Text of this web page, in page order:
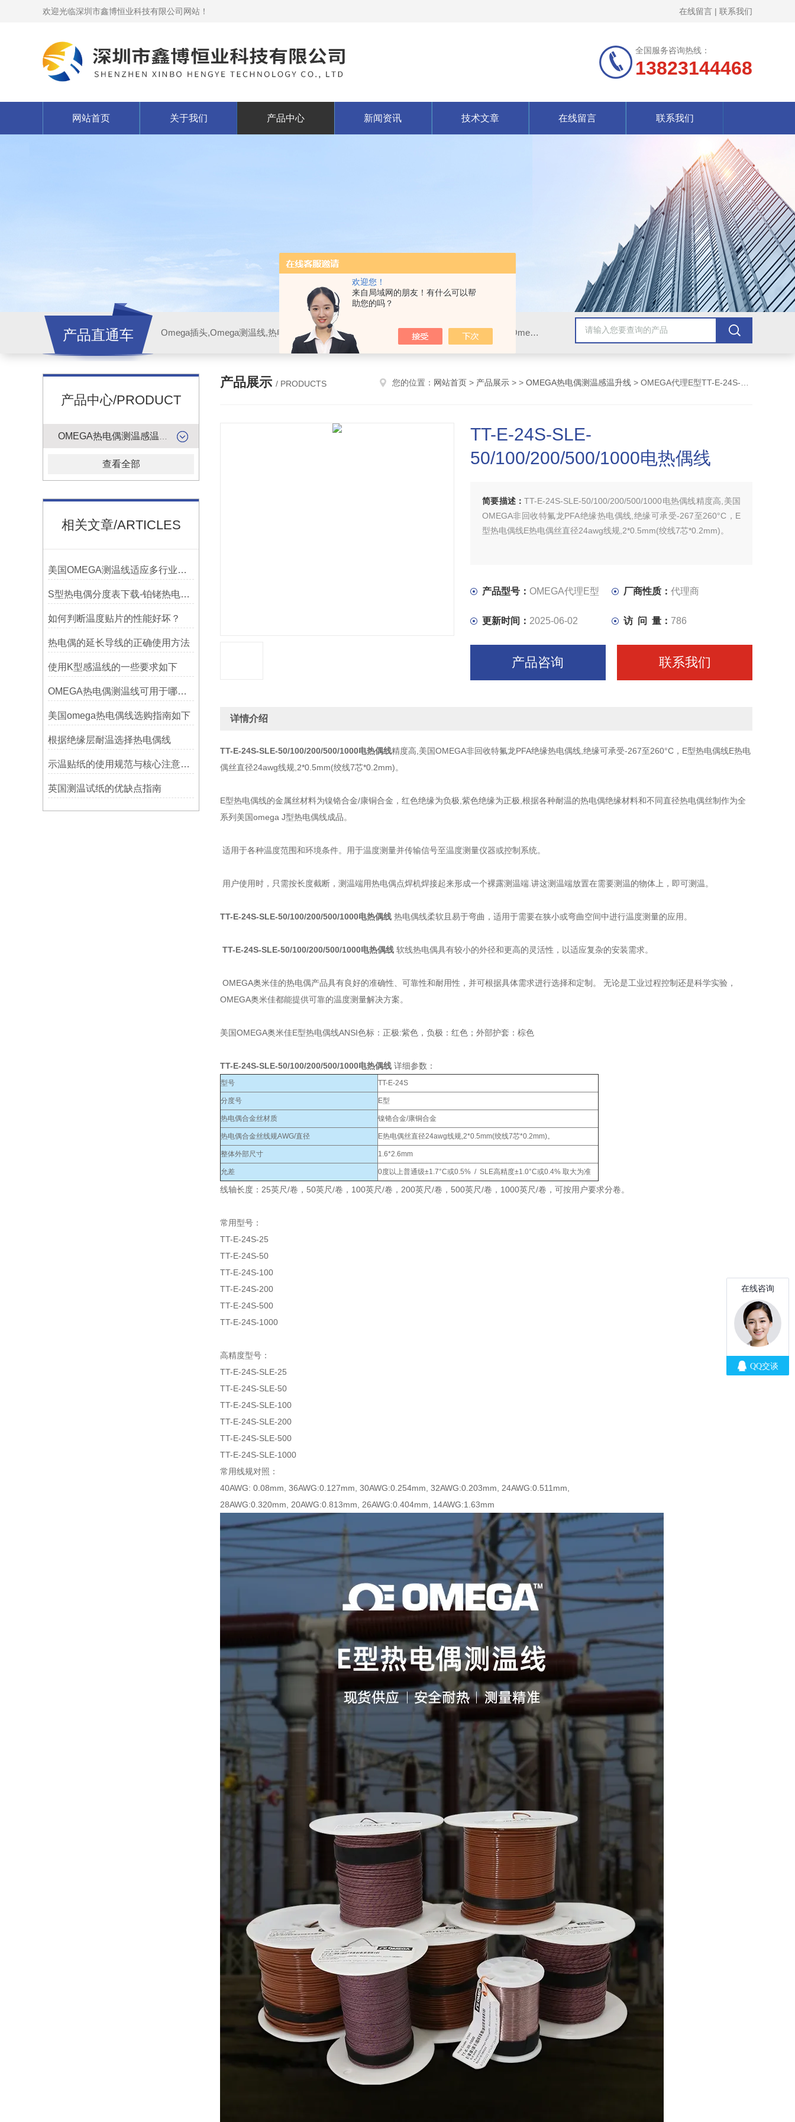
欢迎您！
来自局域网的朋友！有什么可以帮
助您的吗？
欢迎光临深圳市鑫博恒业科技有限公司网站！ 在线留言 | 联系我们
全国服务咨询热线：
13823144468
网站首页 关于我们 产品中心 新闻资讯 技术文章 在线留言 联系我们
产品直通车 Omega插头,Omega测温线,热电偶测温线,热电偶线,铠装热电偶,热电偶连接器,热电偶插头,Omega热电偶线,T型热电偶线,TMC测温纸
产品中心/PRODUCT
查看全部
相关文章/ARTICLES
美国OMEGA测温线适应多行业需求
S型热电偶分度表下载-铂铑热电偶分度表
如何判断温度贴片的性能好坏？
热电偶的延长导线的正确使用方法
使用K型感温线的一些要求如下
OMEGA热电偶测温线可用于哪些领域
美国omega热电偶线选购指南如下
根据绝缘层耐温选择热电偶线
示温贴纸的使用规范与核心注意事项解读
英国测温试纸的优缺点指南
产品展示 / PRODUCTS 您的位置： 网站首页 > 产品展示 > > OMEGA热电偶测温感温升线 > OMEGA代理E型TT-E-24S-SLE-50/100/200/500/1000电热偶线
TT-E-24S-SLE-
50/100/200/500/1000电热偶线
简要描述：TT-E-24S-SLE-50/100/200/500/1000电热偶线精度高,美国
OMEGA非回收特氟龙PFA绝缘热电偶线,绝缘可承受-267至260°C，E
型热电偶线E热电偶丝直径24awg线规,2*0.5mm(绞线7芯*0.2mm)。
产品型号： OMEGA代理E型 厂商性质： 代理商
更新时间： 2025-06-02 访 问 量： 786
产品咨询 联系我们
详情介绍
TT-E-24S-SLE-50/100/200/500/1000电热偶线精度高,美国OMEGA非回收特氟龙PFA绝缘热电偶线,绝缘可承受-267至260°C，E型热电偶线E热电
偶丝直径24awg线规,2*0.5mm(绞线7芯*0.2mm)。
E型热电偶线的金属丝材料为镍铬合金/康铜合金，红色绝缘为负极,紫色绝缘为正极,根据各种耐温的热电偶绝缘材料和不同直径热电偶丝制作为全
系列美国omega J型热电偶线成品。
适用于各种温度范围和环境条件。用于温度测量并传输信号至温度测量仪器或控制系统。
用户使用时，只需按长度截断，测温端用热电偶点焊机焊接起来形成一个裸露测温端.讲这测温端放置在需要测温的物体上，即可测温。
TT-E-24S-SLE-50/100/200/500/1000电热偶线 热电偶线柔软且易于弯曲，适用于需要在狭小或弯曲空间中进行温度测量的应用。
TT-E-24S-SLE-50/100/200/500/1000电热偶线 软线热电偶具有较小的外径和更高的灵活性，以适应复杂的安装需求。
OMEGA奥米佳的热电偶产品具有良好的准确性、可靠性和耐用性，并可根据具体需求进行选择和定制。 无论是工业过程控制还是科学实验，
OMEGA奥米佳都能提供可靠的温度测量解决方案。
美国OMEGA奥米佳E型热电偶线ANSI色标：正极:紫色，负极：红色；外部护套：棕色
TT-E-24S-SLE-50/100/200/500/1000电热偶线 详细参数：
型号 TT-E-24S
分度号 E型
热电偶合金丝材质 镍铬合金/康铜合金
热电偶合金丝线规AWG/直径 E热电偶丝直径24awg线规,2*0.5mm(绞线7芯*0.2mm)。
整体外部尺寸 1.6*2.6mm
允差 0度以上普通级±1.7°C或0.5% / SLE高精度±1.0°C或0.4% 取大为准
线轴长度：25英尺/卷，50英尺/卷，100英尺/卷，200英尺/卷，500英尺/卷，1000英尺/卷，可按用户要求分卷。
常用型号：
TT-E-24S-25
TT-E-24S-50
TT-E-24S-100
TT-E-24S-200
TT-E-24S-500
TT-E-24S-1000
高精度型号：
TT-E-24S-SLE-25
TT-E-24S-SLE-50
TT-E-24S-SLE-100
TT-E-24S-SLE-200
TT-E-24S-SLE-500
TT-E-24S-SLE-1000
常用线规对照：
40AWG: 0.08mm, 36AWG:0.127mm, 30AWG:0.254mm, 32AWG:0.203mm, 24AWG:0.511mm,
28AWG:0.320mm, 20AWG:0.813mm, 26AWG:0.404mm, 14AWG:1.63mm